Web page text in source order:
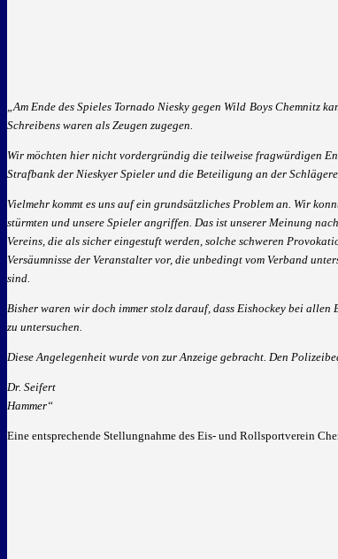
„Am Ende des Spieles Tornado Niesky gegen Wild Boys Chemnitz
Schreibens waren als Zeugen zugegen.
Wir möchten hier nicht vordergründig die teilweise fragwürdigen
Strafbank der Nieskyer Spieler und die Beteiligung an der
Vielmehr kommt es uns auf ein grundsätzliches Problem an. Wir
stürmten und unsere Spieler angriffen. Das ist unserer Meinung
Vereins, die als sicher eingestuft werden, solche schweren
Versäumnisse der Veranstalter vor, die unbedingt vom Verband
sind.
Bisher waren wir doch immer stolz darauf, dass Eishockey bei
zu untersuchen.
Diese Angelegenheit wurde von zur Anzeige gebracht. Den
Dr. Seifert
Hammer“
Eine entsprechende Stellungnahme des Eis- und Rollsportverein